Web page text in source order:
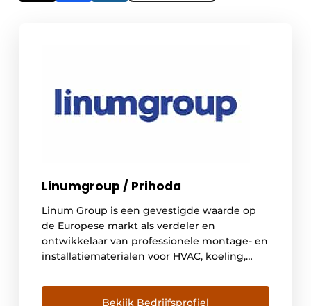
Linumgroup / Prihoda
Linum Group is een gevestigde waarde op
de Europese markt als verdeler en
ontwikkelaar van professionele montage- en
installatiematerialen voor HVAC, koeling,
horeca-en winkelinrichting en intralogistiek.
Bekijk Bedrijfsprofiel